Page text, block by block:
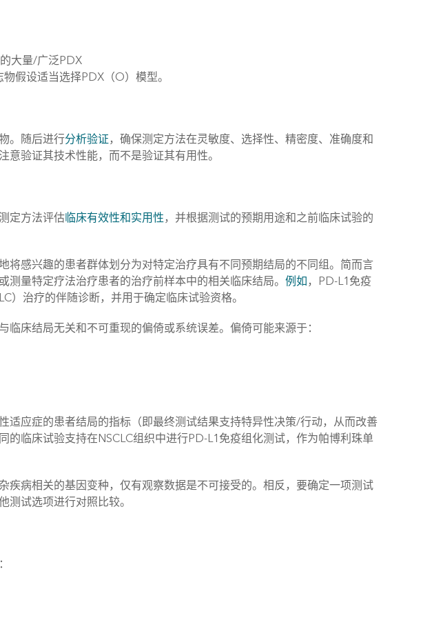
大量/广泛PDX
假设适当选择PDX（O）模型。
。随后进行分析验证，确保测定方法在灵敏度、选择性、精密度、准确度和
验证其技术性能，而不是验证其有用性。
定方法评估临床有效性和实用性，并根据测试的预期用途和之前临床试验的
将感兴趣的患者群体划分为对特定治疗具有不同预期结局的不同组。简而言
测量特定疗法治疗患者的治疗前样本中的相关临床结局。例如，PD-L1免疫
）治疗的伴随诊断，并用于确定临床试验资格。
临床结局无关和不可重现的偏倚或系统误差。偏倚可能来源于：
适应症的患者结局的指标（即最终测试结果支持特异性决策/行动，从而改善
的临床试验支持在NSCLC组织中进行PD-L1免疫组化测试，作为帕博利珠单
疾病相关的基因变种，仅有观察数据是不可接受的。相反，要确定一项测试
试选项进行对照比较。